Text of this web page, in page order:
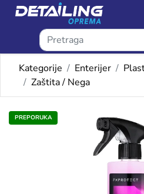
Kategorije Enterijer
Zaštita / Nega
PREPORUKA